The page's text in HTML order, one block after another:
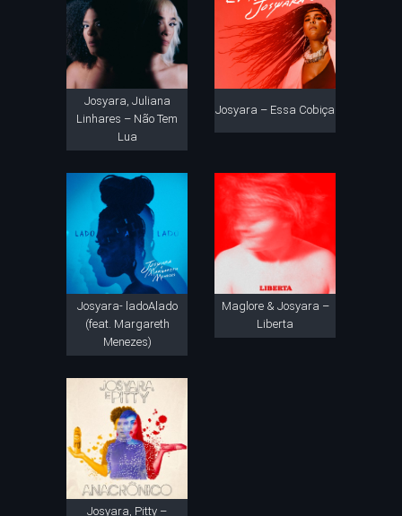
Josyara, Juliana
Linhares – Não Tem
Lua
Josyara – Essa Cobiça
Josyara- ladoAlado
(feat. Margareth
Menezes)
Maglore & Josyara –
Liberta
Josyara, Pitty –